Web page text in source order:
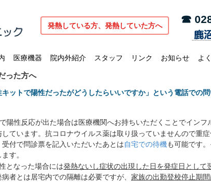
発熱している方、発熱していた方へ
☎
医療機器 院内外紹介 スタッフ リンク お知らせ よ
った方へ
ットで陽性だったがどうしたらいいですか」という電話での
陽性反応が出た場合は医療機関へお持ちいただくことでイン
ています。抗コロナウイルス薬は取り扱っていませんので重
付で問診票を記入いただいたあとは自宅での待機も可能です
す。
となった場合には発熱ないし症状の出現した日を発症日として
者とは居宅内での隔離は必要ですが、 家族の出勤登校停止期